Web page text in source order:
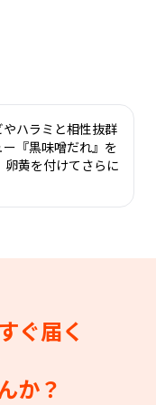
ハラミと相性抜群
『黒味噌だれ』を
黄を付けてさらに
ぐ届く
か？